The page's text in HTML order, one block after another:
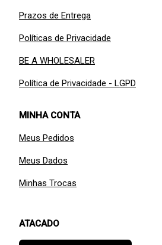
Prazos de Entrega
Políticas de Privacidade
BE A WHOLESALER
Política de Privacidade - LGPD
MINHA CONTA
Meus Pedidos
Meus Dados
Minhas Trocas
ATACADO